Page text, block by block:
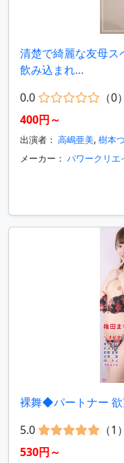
清楚で綺麗な友母ス
飲み込まれ…
0.0
（0）
400円～
出演者： 高嶋亜美, 樹本
メーカー： パワークリエ
裸舞◆パートナー
5.0
（1）
530円～